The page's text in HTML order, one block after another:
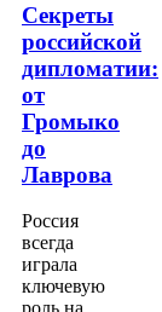
Секреты
российской
дипломатии:
от
Громыко
до
Лаврова
Россия
всегда
играла
ключевую